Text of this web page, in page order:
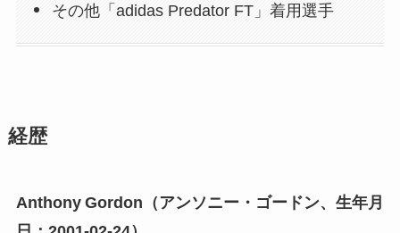
その他「adidas Predator FT」着用選手
経歴
Anthony Gordon（アンソニー・ゴードン、生年月